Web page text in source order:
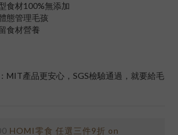
食材100%無添加
態管理毛孩
食材營養
MIT產品更安心，SGS檢驗通過，就要給毛
HOMI零食 任選三件9折 on